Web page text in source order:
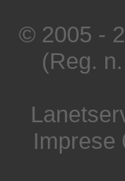
© 2005 -
(Reg.
Imprese